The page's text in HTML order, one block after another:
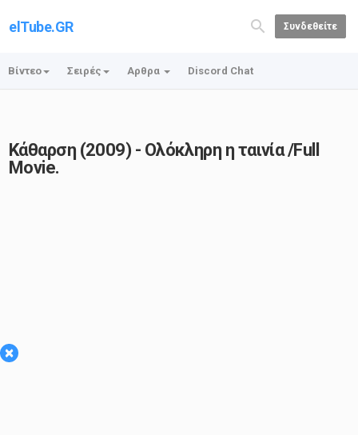
elTube.GR Συνδεθείτε
Βίντεο Σειρές Αρθρα Discord Chat
Κάθαρση (2009) - Ολόκληρη η ταινία /Full
Movie.
×